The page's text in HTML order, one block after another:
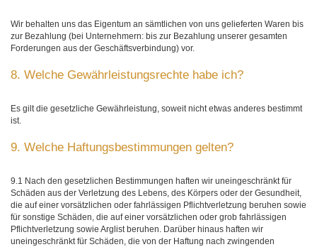
Wir behalten uns das Eigentum an sämtlichen von uns gelieferten Waren bis
zur Bezahlung (bei Unternehmern: bis zur Bezahlung unserer gesamten
Forderungen aus der Geschäftsverbindung) vor.
8. Welche Gewährleistungsrechte habe ich?
Es gilt die gesetzliche Gewährleistung, soweit nicht etwas anderes bestimmt
ist.
9. Welche Haftungsbestimmungen gelten?
9.1 Nach den gesetzlichen Bestimmungen haften wir uneingeschränkt für
Schäden aus der Verletzung des Lebens, des Körpers oder der Gesundheit,
die auf einer vorsätzlichen oder fahrlässigen Pflichtverletzung beruhen sowie
für sonstige Schäden, die auf einer vorsätzlichen oder grob fahrlässigen
Pflichtverletzung sowie Arglist beruhen. Darüber hinaus haften wir
uneingeschränkt für Schäden, die von der Haftung nach zwingenden